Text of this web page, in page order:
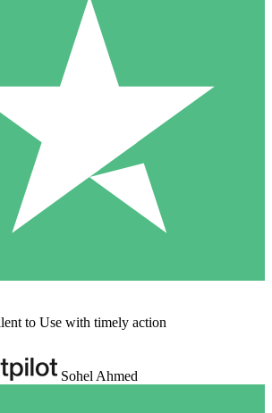
to Use with timely action
Sohel Ahmed